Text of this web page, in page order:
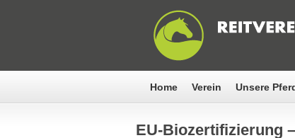
Home Verein Unsere
EU-Biozertifizierung